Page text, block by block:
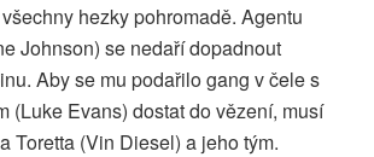
hezky pohromadě. Agentu
Johnson) se nedaří dopadnout
Aby se mu podařilo gang v čele s
(Luke Evans) dostat do vězení, musí
Toretta (Vin Diesel) a jeho tým.